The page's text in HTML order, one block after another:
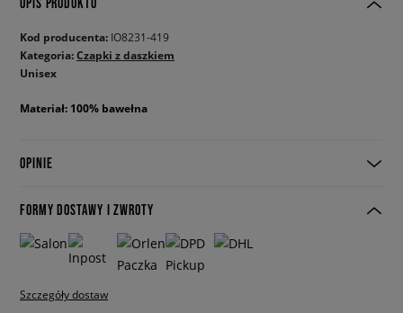
Kod producenta: IO8231-419
Kategoria:Czapki z daszkiem
Unisex
Materiał: 100% bawełna
OPINIE
FORMY DOSTAWY I ZWROTY
Szczegóły dostaw